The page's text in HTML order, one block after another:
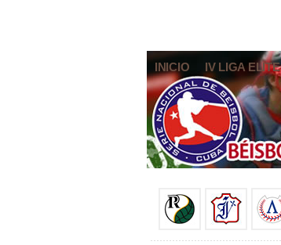
INICIO IV LIGA ELITE